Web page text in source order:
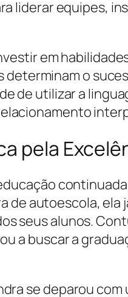
liderar equipes,
em
o
de utilizar a
pela
autoescola, ela
seus alunos.
a buscar a
se deparou